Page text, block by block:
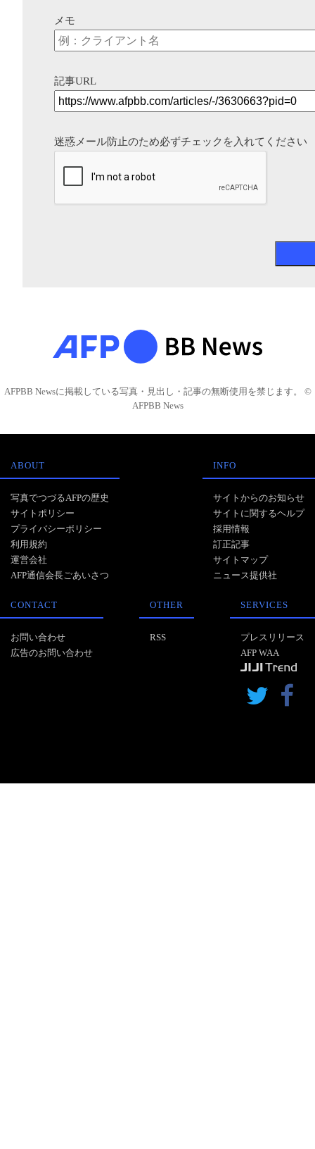
メモ
記事URL
迷惑メール防止のため必ずチェックを入れてください
AFPBB Newsに掲載している写真・見出し・記事の無断使用を禁じます。 ©
AFPBB News
ABOUT
写真でつづるAFPの歴史
サイトポリシー
プライバシーポリシー
利用規約
運営会社
AFP通信会長ごあいさつ
INFO
サイトからのお知らせ
サイトに関するヘルプ
採用情報
訂正記事
サイトマップ
ニュース提供社
CONTACT
お問い合わせ
広告のお問い合わせ
OTHER
RSS
SERVICES
プレスリリース
AFP WAA